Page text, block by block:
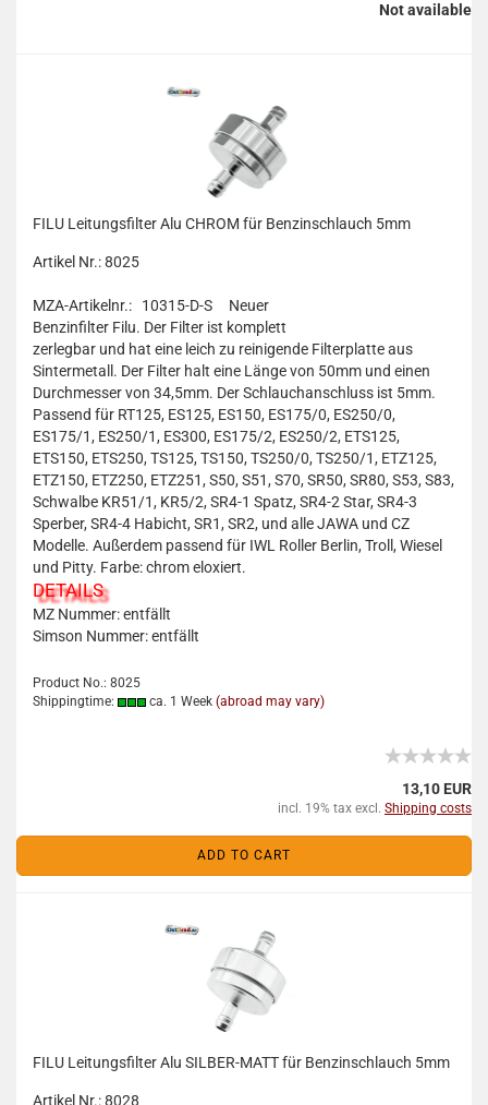
Not available
FILU Leitungsfilter Alu CHROM für Benzinschlauch 5mm
Artikel Nr.: 8025
MZA-Artikelnr.: 10315-D-S
Neuer
Benzinfilter Filu. Der Filter ist komplett
zerlegbar und hat eine leich zu reinigende Filterplatte aus
Sintermetall. Der Filter halt eine Länge von 50mm und einen
Durchmesser von 34,5mm. Der Schlauchanschluss ist 5mm.
Passend für RT125, ES125, ES150, ES175/0, ES250/0,
ES175/1, ES250/1, ES300, ES175/2, ES250/2, ETS125,
ETS150, ETS250, TS125, TS150, TS250/0, TS250/1, ETZ125,
ETZ150, ETZ250, ETZ251, S50, S51, S70, SR50, SR80, S53, S83,
Schwalbe KR51/1, KR5/2, SR4-1 Spatz, SR4-2 Star, SR4-3
Sperber, SR4-4 Habicht, SR1, SR2, und alle JAWA und CZ
Modelle. Außerdem passend für IWL Roller Berlin, Troll, Wiesel
und Pitty. Farbe: chrom eloxiert.
DETAILS
MZ Nummer: entfällt
Simson Nummer: entfällt
Product No.: 8025
Shippingtime:
ca. 1 Week (abroad may vary)
13,10 EUR
incl. 19% tax excl. Shipping costs
ADD TO CART
FILU Leitungsfilter Alu SILBER-MATT für Benzinschlauch 5mm
Artikel Nr.: 8028